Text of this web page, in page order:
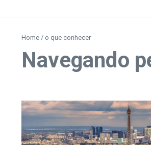
Home / o que conhecer
Navegando